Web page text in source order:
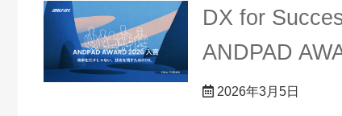
DX for
ANDPAD
2026年3月5日